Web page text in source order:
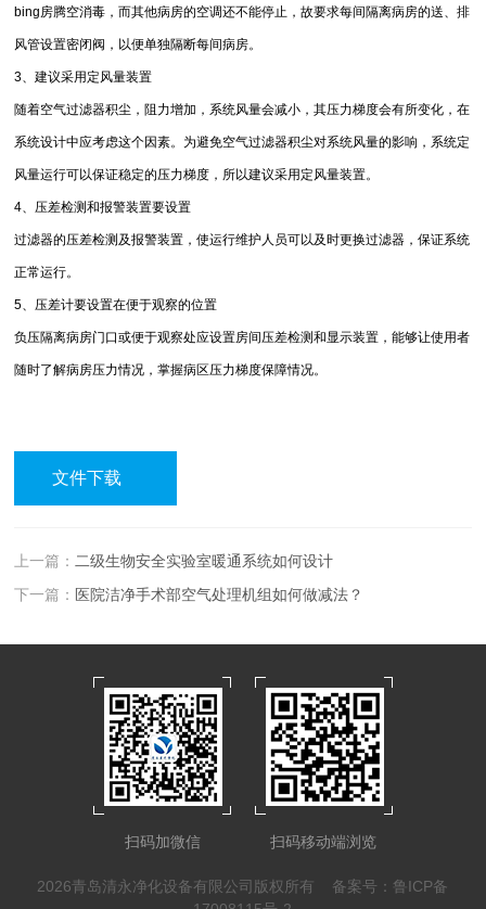
bing房腾空消毒，而其他病房的空调还不能停止，故要求每间隔离病房的送、排
风管设置密闭阀，以便单独隔断每间病房。
3、建议采用定风量装置
随着空气过滤器积尘，阻力增加，系统风量会减小，其压力梯度会有所变化，在
系统设计中应考虑这个因素。为避免空气过滤器积尘对系统风量的影响，系统定
风量运行可以保证稳定的压力梯度，所以建议采用定风量装置。
4、压差检测和报警装置要设置
过滤器的压差检测及报警装置，使运行维护人员可以及时更换过滤器，保证系统
正常运行。
5、压差计要设置在便于观察的位置
负压隔离病房门口或便于观察处应设置房间压差检测和显示装置，能够让使用者
随时了解病房压力情况，掌握病区压力梯度保障情况。
文件下载
上一篇： 二级生物安全实验室暖通系统如何设计
下一篇： 医院洁净手术部空气处理机组如何做减法？
扫码加微信 扫码移动端浏览
2026青岛清永净化设备有限公司版权所有 备案号：鲁ICP备